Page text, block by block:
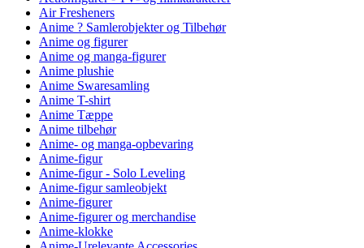
Air Fresheners
Anime ? Samlerobjekter og Tilbehør
Anime og figurer
Anime og manga-figurer
Anime plushie
Anime Swaresamling
Anime T-shirt
Anime Tæppe
Anime tilbehør
Anime- og manga-opbevaring
Anime-figur
Anime-figur - Solo Leveling
Anime-figur samleobjekt
Anime-figurer
Anime-figurer og merchandise
Anime-klokke